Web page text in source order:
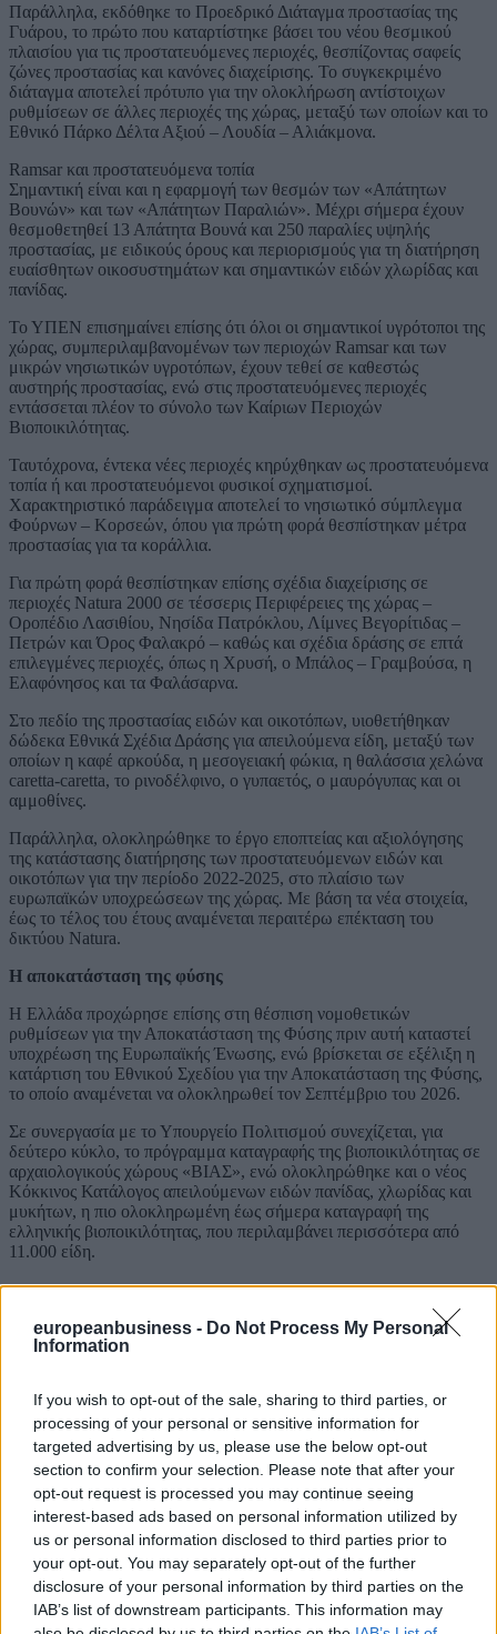
europeanbusiness - Do Not Process My Personal
Information
If you wish to opt-out of the sale, sharing to third parties, or
processing of your personal or sensitive information for
targeted advertising by us, please use the below opt-out
section to confirm your selection. Please note that after your
opt-out request is processed you may continue seeing
interest-based ads based on personal information utilized by
us or personal information disclosed to third parties prior to
your opt-out. You may separately opt-out of the further
disclosure of your personal information by third parties on the
IAB’s list of downstream participants. This information may
Παράλληλα, εκδόθηκε το Προεδρικό Διάταγμα προστασίας της
Γυάρου, το πρώτο που καταρτίστηκε βάσει του νέου θεσμικού
πλαισίου για τις προστατευόμενες περιοχές, θεσπίζοντας σαφείς
ζώνες προστασίας και κανόνες διαχείρισης. Το συγκεκριμένο
διάταγμα αποτελεί πρότυπο για την ολοκλήρωση αντίστοιχων
ρυθμίσεων σε άλλες περιοχές της χώρας, μεταξύ των οποίων και το
Εθνικό Πάρκο Δέλτα Αξιού – Λουδία – Αλιάκμονα.
Ramsar και προστατευόμενα τοπία
Σημαντική είναι και η εφαρμογή των θεσμών των «Απάτητων
Βουνών» και των «Απάτητων Παραλιών». Μέχρι σήμερα έχουν
θεσμοθετηθεί 13 Απάτητα Βουνά και 250 παραλίες υψηλής
προστασίας, με ειδικούς όρους και περιορισμούς για τη διατήρηση
ευαίσθητων οικοσυστημάτων και σημαντικών ειδών χλωρίδας και
πανίδας.
Το ΥΠΕΝ επισημαίνει επίσης ότι όλοι οι σημαντικοί υγρότοποι της
χώρας, συμπεριλαμβανομένων των περιοχών Ramsar και των
μικρών νησιωτικών υγροτόπων, έχουν τεθεί σε καθεστώς
αυστηρής προστασίας, ενώ στις προστατευόμενες περιοχές
εντάσσεται πλέον το σύνολο των Καίριων Περιοχών
Βιοποικιλότητας.
Ταυτόχρονα, έντεκα νέες περιοχές κηρύχθηκαν ως προστατευόμενα
τοπία ή και προστατευόμενοι φυσικοί σχηματισμοί.
Χαρακτηριστικό παράδειγμα αποτελεί το νησιωτικό σύμπλεγμα
Φούρνων – Κορσεών, όπου για πρώτη φορά θεσπίστηκαν μέτρα
προστασίας για τα κοράλλια.
Για πρώτη φορά θεσπίστηκαν επίσης σχέδια διαχείρισης σε
περιοχές Natura 2000 σε τέσσερις Περιφέρειες της χώρας –
Οροπέδιο Λασιθίου, Νησίδα Πατρόκλου, Λίμνες Βεγορίτιδας –
Πετρών και Όρος Φαλακρό – καθώς και σχέδια δράσης σε επτά
επιλεγμένες περιοχές, όπως η Χρυσή, ο Μπάλος – Γραμβούσα, η
Ελαφόνησος και τα Φαλάσαρνα.
Στο πεδίο της προστασίας ειδών και οικοτόπων, υιοθετήθηκαν
δώδεκα Εθνικά Σχέδια Δράσης για απειλούμενα είδη, μεταξύ των
οποίων η καφέ αρκούδα, η μεσογειακή φώκια, η θαλάσσια χελώνα
caretta-caretta, το ρινοδέλφινο, ο γυπαετός, ο μαυρόγυπας και οι
αμμοθίνες.
Παράλληλα, ολοκληρώθηκε το έργο εποπτείας και αξιολόγησης
της κατάστασης διατήρησης των προστατευόμενων ειδών και
οικοτόπων για την περίοδο 2022-2025, στο πλαίσιο των
ευρωπαϊκών υποχρεώσεων της χώρας. Με βάση τα νέα στοιχεία,
έως το τέλος του έτους αναμένεται περαιτέρω επέκταση του
δικτύου Natura.
Η αποκατάσταση της φύσης
Η Ελλάδα προχώρησε επίσης στη θέσπιση νομοθετικών
ρυθμίσεων για την Αποκατάσταση της Φύσης πριν αυτή καταστεί
υποχρέωση της Ευρωπαϊκής Ένωσης, ενώ βρίσκεται σε εξέλιξη η
κατάρτιση του Εθνικού Σχεδίου για την Αποκατάσταση της Φύσης,
το οποίο αναμένεται να ολοκληρωθεί τον Σεπτέμβριο του 2026.
Σε συνεργασία με το Υπουργείο Πολιτισμού συνεχίζεται, για
δεύτερο κύκλο, το πρόγραμμα καταγραφής της βιοποικιλότητας σε
αρχαιολογικούς χώρους «ΒΙΑΣ», ενώ ολοκληρώθηκε και ο νέος
Κόκκινος Κατάλογος απειλούμενων ειδών πανίδας, χλωρίδας και
μυκήτων, η πιο ολοκληρωμένη έως σήμερα καταγραφή της
ελληνικής βιοποικιλότητας, που περιλαμβάνει περισσότερα από
11.000 είδη.
Για τη διαχείριση των προστατευόμενων περιοχών ιδρύθηκε το
2020 ο Οργανισμός Φυσικού Περιβάλλοντος και Κλιματικής
Αλλαγής (Ο.ΦΥ.ΠΕ.Κ.Α.), ο οποίος απορρόφησε τους 36
Σήμερα, σύμφωνα με το ΥΠΕΝ, διασφαλίζεται η εργασιακή
ασφάλεια των εργαζομένων μέσω 270 μόνιμων προσλήψεων
αποκλειστικά για τις προστατευόμενες περιοχές και πρόβλεψης για
τη διατήρηση των συμβασιούχων, με το συνολικό προσωπικό να
ξεπερνά πλέον τους 350 εργαζόμενους. Ο Ο.ΦΥ.ΠΕ.Κ.Α.
ενισχύεται επιχειρησιακά με νέα παραρτήματα για τα υπό σύσταση
εθνικά θαλάσσια πάρκα, εξοπλισμό επιτήρησης και φύλαξης αξίας
33 εκατ. ευρώ και ετήσια χρηματοδότηση που υπερβαίνει τα 30
εκατ. ευρώ.
Παπασταύρου: Η προτεραιότητα της κυβέρνησης